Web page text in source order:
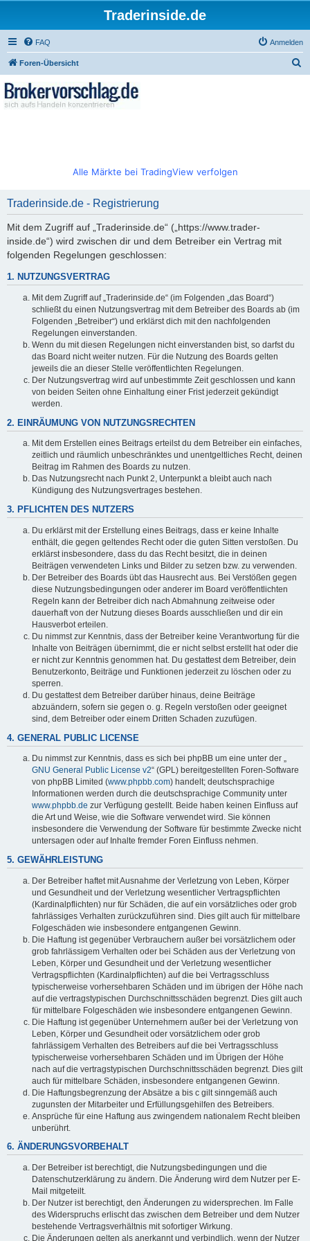
Traderinside.de
FAQ Anmelden
Foren-Übersicht
Alle Märkte bei TradingView verfolgen
Traderinside.de - Registrierung
Mit dem Zugriff auf „Traderinside.de“ („https://www.trader-
inside.de“) wird zwischen dir und dem Betreiber ein Vertrag mit
folgenden Regelungen geschlossen:
1. NUTZUNGSVERTRAG
Mit dem Zugriff auf „Traderinside.de“ (im Folgenden „das Board“)
schließt du einen Nutzungsvertrag mit dem Betreiber des Boards ab (im
Folgenden „Betreiber“) und erklärst dich mit den nachfolgenden
Regelungen einverstanden.
Wenn du mit diesen Regelungen nicht einverstanden bist, so darfst du
das Board nicht weiter nutzen. Für die Nutzung des Boards gelten
jeweils die an dieser Stelle veröffentlichten Regelungen.
Der Nutzungsvertrag wird auf unbestimmte Zeit geschlossen und kann
von beiden Seiten ohne Einhaltung einer Frist jederzeit gekündigt
werden.
2. EINRÄUMUNG VON NUTZUNGSRECHTEN
Mit dem Erstellen eines Beitrags erteilst du dem Betreiber ein einfaches,
zeitlich und räumlich unbeschränktes und unentgeltliches Recht, deinen
Beitrag im Rahmen des Boards zu nutzen.
Das Nutzungsrecht nach Punkt 2, Unterpunkt a bleibt auch nach
Kündigung des Nutzungsvertrages bestehen.
3. PFLICHTEN DES NUTZERS
Du erklärst mit der Erstellung eines Beitrags, dass er keine Inhalte
enthält, die gegen geltendes Recht oder die guten Sitten verstoßen. Du
erklärst insbesondere, dass du das Recht besitzt, die in deinen
Beiträgen verwendeten Links und Bilder zu setzen bzw. zu verwenden.
Der Betreiber des Boards übt das Hausrecht aus. Bei Verstößen gegen
diese Nutzungsbedingungen oder anderer im Board veröffentlichten
Regeln kann der Betreiber dich nach Abmahnung zeitweise oder
dauerhaft von der Nutzung dieses Boards ausschließen und dir ein
Hausverbot erteilen.
Du nimmst zur Kenntnis, dass der Betreiber keine Verantwortung für die
Inhalte von Beiträgen übernimmt, die er nicht selbst erstellt hat oder die
er nicht zur Kenntnis genommen hat. Du gestattest dem Betreiber, dein
Benutzerkonto, Beiträge und Funktionen jederzeit zu löschen oder zu
sperren.
Du gestattest dem Betreiber darüber hinaus, deine Beiträge
abzuändern, sofern sie gegen o. g. Regeln verstoßen oder geeignet
sind, dem Betreiber oder einem Dritten Schaden zuzufügen.
4. GENERAL PUBLIC LICENSE
Du nimmst zur Kenntnis, dass es sich bei phpBB um eine unter der „
GNU General Public License v2“ (GPL) bereitgestellten Foren-Software
von phpBB Limited (www.phpbb.com) handelt; deutschsprachige
Informationen werden durch die deutschsprachige Community unter
www.phpbb.de zur Verfügung gestellt. Beide haben keinen Einfluss auf
die Art und Weise, wie die Software verwendet wird. Sie können
insbesondere die Verwendung der Software für bestimmte Zwecke nicht
untersagen oder auf Inhalte fremder Foren Einfluss nehmen.
5. GEWÄHRLEISTUNG
Der Betreiber haftet mit Ausnahme der Verletzung von Leben, Körper
und Gesundheit und der Verletzung wesentlicher Vertragspflichten
(Kardinalpflichten) nur für Schäden, die auf ein vorsätzliches oder grob
fahrlässiges Verhalten zurückzuführen sind. Dies gilt auch für mittelbare
Folgeschäden wie insbesondere entgangenen Gewinn.
Die Haftung ist gegenüber Verbrauchern außer bei vorsätzlichem oder
grob fahrlässigem Verhalten oder bei Schäden aus der Verletzung von
Leben, Körper und Gesundheit und der Verletzung wesentlicher
Vertragspflichten (Kardinalpflichten) auf die bei Vertragsschluss
typischerweise vorhersehbaren Schäden und im übrigen der Höhe nach
auf die vertragstypischen Durchschnittsschäden begrenzt. Dies gilt auch
für mittelbare Folgeschäden wie insbesondere entgangenen Gewinn.
Die Haftung ist gegenüber Unternehmern außer bei der Verletzung von
Leben, Körper und Gesundheit oder vorsätzlichem oder grob
fahrlässigem Verhalten des Betreibers auf die bei Vertragsschluss
typischerweise vorhersehbaren Schäden und im Übrigen der Höhe
nach auf die vertragstypischen Durchschnittsschäden begrenzt. Dies gilt
auch für mittelbare Schäden, insbesondere entgangenen Gewinn.
Die Haftungsbegrenzung der Absätze a bis c gilt sinngemäß auch
zugunsten der Mitarbeiter und Erfüllungsgehilfen des Betreibers.
Ansprüche für eine Haftung aus zwingendem nationalem Recht bleiben
unberührt.
6. ÄNDERUNGSVORBEHALT
Der Betreiber ist berechtigt, die Nutzungsbedingungen und die
Datenschutzerklärung zu ändern. Die Änderung wird dem Nutzer per E-
Mail mitgeteilt.
Der Nutzer ist berechtigt, den Änderungen zu widersprechen. Im Falle
des Widerspruchs erlischt das zwischen dem Betreiber und dem Nutzer
bestehende Vertragsverhältnis mit sofortiger Wirkung.
Die Änderungen gelten als anerkannt und verbindlich, wenn der Nutzer